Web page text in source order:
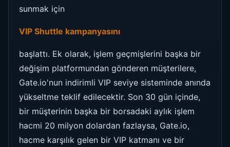
sunmak için
VIP Shuttle kampanyasını
başlattı. Ek olarak, işlem geçmişlerini başka bir
değişim platformundan gönderen müşterilere,
Gate.io'nun indirimli VIP seviye sisteminde anında
yükseltme teklif edilecektir. Son 30 gün içinde,
bir müşterinin başka bir borsadaki aylık işlem
hacmi 20 milyon dolardan fazlaysa, Gate.io,
hacme karşılık gelen bir VIP katmanı ve bir